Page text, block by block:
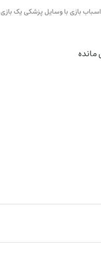
بازی با وسایل پزشکی یک
مانده